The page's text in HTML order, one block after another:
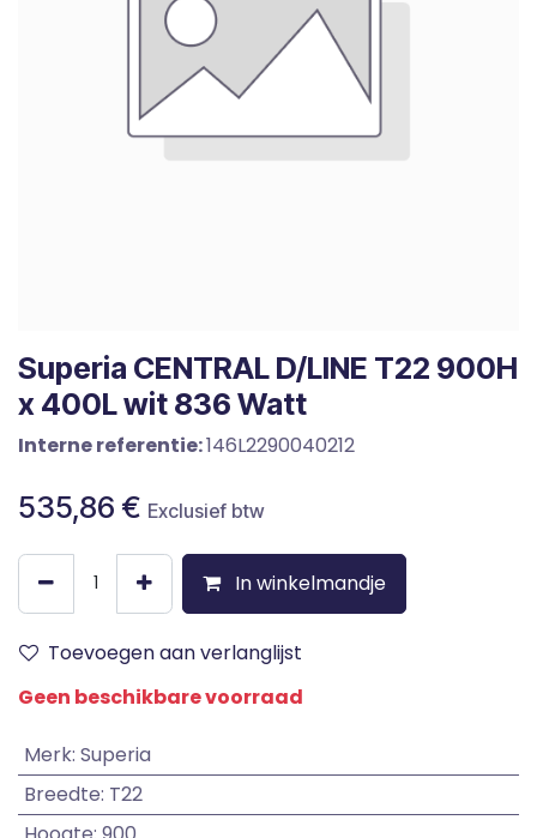
Superia CENTRAL D/LINE T22 900H
x 400L wit 836 Watt
Interne referentie:146L2290040212
535,86 € Exclusief btw
In winkelmandje
Toevoegen aan verlanglijst
Geen beschikbare voorraad
Merk: Superia
Breedte: T22